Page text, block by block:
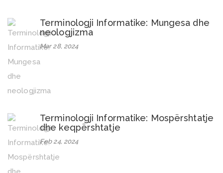
Terminologji Informatike: Mungesa dhe
neologjizma
Mar 28, 2024
Terminologji Informatike: Mospërshtatje
dhe keqpërshtatje
Feb 24, 2024